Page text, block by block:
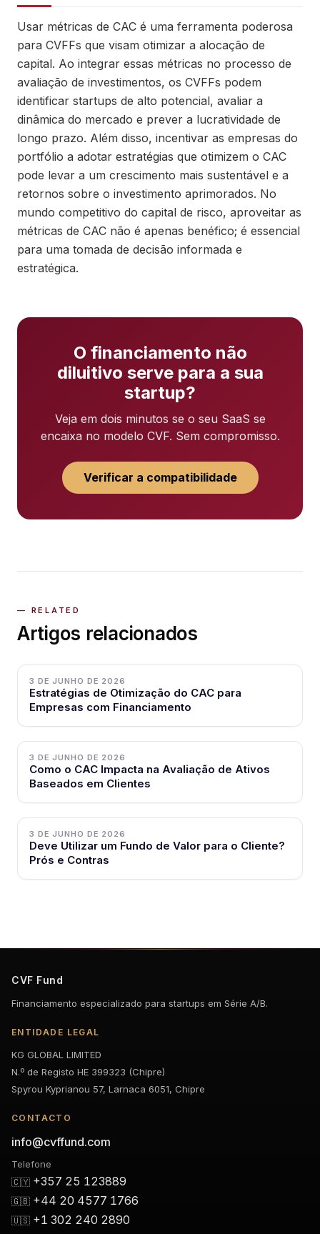
Usar métricas de CAC é uma ferramenta poderosa
para CVFFs que visam otimizar a alocação de
capital. Ao integrar essas métricas no processo de
avaliação de investimentos, os CVFFs podem
identificar startups de alto potencial, avaliar a
dinâmica do mercado e prever a lucratividade de
longo prazo. Além disso, incentivar as empresas do
portfólio a adotar estratégias que otimizem o CAC
pode levar a um crescimento mais sustentável e a
retornos sobre o investimento aprimorados. No
mundo competitivo do capital de risco, aproveitar as
métricas de CAC não é apenas benéfico; é essencial
para uma tomada de decisão informada e
estratégica.
O financiamento não
diluitivo serve para a sua
startup?
Veja em dois minutos se o seu SaaS se
encaixa no modelo CVF. Sem compromisso.
Verificar a compatibilidade
Artigos relacionados
3 DE JUNHO DE 2026
Estratégias de Otimização do CAC para
Empresas com Financiamento
3 DE JUNHO DE 2026
Como o CAC Impacta na Avaliação de Ativos
Baseados em Clientes
3 DE JUNHO DE 2026
Deve Utilizar um Fundo de Valor para o Cliente?
Prós e Contras
CVF Fund
Financiamento especializado para startups em Série A/B.
ENTIDADE LEGAL
KG GLOBAL LIMITED
N.º de Registo HE 399323 (Chipre)
Spyrou Kyprianou 57, Larnaca 6051, Chipre
CONTACTO
info@cvffund.com
Telefone
🇨🇾 +357 25 123889
🇬🇧 +44 20 4577 1766
🇺🇸 +1 302 240 2890